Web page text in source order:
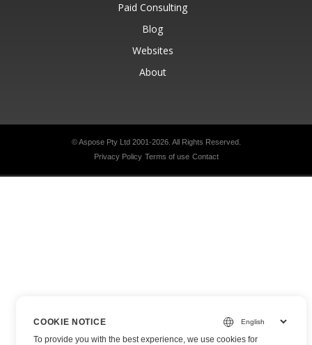
Paid Consulting
Blog
Websites
About
© Aspose Pty Ltd 2001-2026. All Rights Reserved.
Privacy Policy Terms of use Contact
COOKIE NOTICE
To provide you with the best experience, we use cookies for